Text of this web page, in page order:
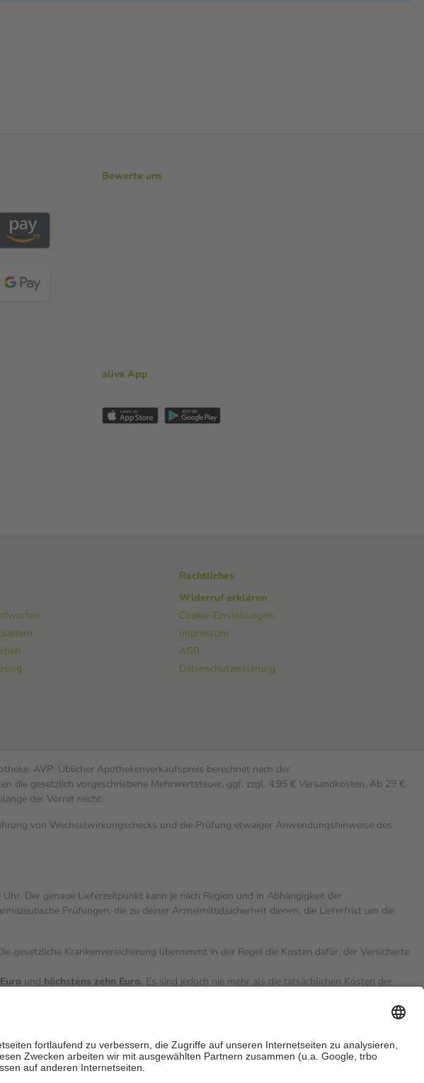
Bewerte uns
aliva App
Rechtliches
Widerruf erklären
Cookie-Einstellungen
Impressum
AGB
Datenschutzerklärung
AVP: Üblicher Apothekenverkaufspreis berechnet nach der
die gesetzlich vorgeschriebene Mehrwertsteuer, ggf. zzgl. 4,95 € Versandkosten. Ab 29 €
der Vorrat reicht.
von Wechselwirkungschecks und die Prüfung etwaiger Anwendungshinweise des
Der genaue Lieferzeitpunkt kann je nach Region und in Abhängigkeit der
Prüfungen, die zu deiner Arzneimittelsicherheit dienen, die Lieferfrist um die
Krankenversicherung übernimmt in der Regel die Kosten dafür, der Versicherte
und höchstens zehn Euro. Es sind jedoch nie mehr als die tatsächlichen Kosten der
unterstützen, fallen keine Zuzahlungenan bei: